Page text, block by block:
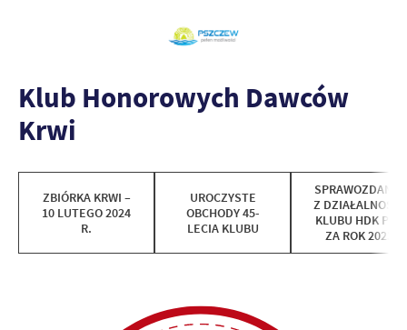
Klub Honorowych Dawców
Krwi
ZBIÓRKA KRWI –
10 LUTEGO 2024
R.
UROCZYSTE
OBCHODY 45-
LECIA KLUBU
SPRAWOZDANIE
Z DZIAŁALNOŚCI
KLUBU HDK PCK
ZA ROK 2023